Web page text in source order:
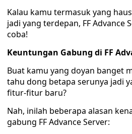
Kalau kamu termasuk yang
jadi yang terdepan, FF Advance
coba!
Keuntungan Gabung di FF
Buat kamu yang doyan banget
tahu dong betapa serunya jadi
fitur-fitur baru?
Nah, inilah beberapa alasan
gabung FF Advance Server: